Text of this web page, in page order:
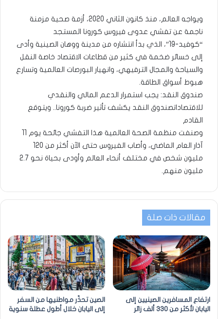
ويواجه العالم، منذ كانون الثاني 2020، أزمة صحية مزمنة
ناجمة عن تفشي عدوى فيروس كورونا المستجد
“كوفيد-19″، الذي بدأ انتشاره من مدينة ووهان الصينية وأدى
إلى خسائر ضخمة في كثير من قطاعات الاقتصاد خاصة النقل
والسياحة والمجال الترفيهي، وانهيار البورصات العالمية وتسارع
هبوط أسواق الطاقة.
صندوق النقد: يجب استمرار الدعم المالي والنقدي
للاقتصاداتصندوق النقد يكشف تأثير ضربة كورونا.. ويتوقع
القادم
وصنفت منظمة الصحة العالمية هذا التفشي جائحة يوم 11
آذار العام الماضي، وأصاب الفيروس حتى الآن أكثر من 120
مليون شخص في مختلف أنحاء العالم وأودى بحياة نحو 2.7
مليون منهم.
مقالات ذات صلة
ارتفاع المسافرين الصينيين إلى
اليابان لأكثر من 330 ألف زائر
الصين تحذّر مواطنيها من السفر
إلى اليابان خلال أطول عطلة سنوية